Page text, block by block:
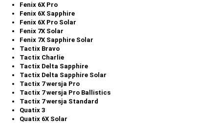
Fenix 6X Pro
Fenix 6X Sapphire
Fenix 6X Pro Solar
Fenix 7X Solar
Fenix 7X Sapphire Solar
Tactix Bravo
Tactix Charlie
Tactix Delta Sapphire
Tactix Delta Sapphire Solar
Tactix 7 wersja Pro
Tactix 7 wersja Pro Ballistics
Tactix 7 wersja Standard
Quatix 3
Quatix 6X Solar
79